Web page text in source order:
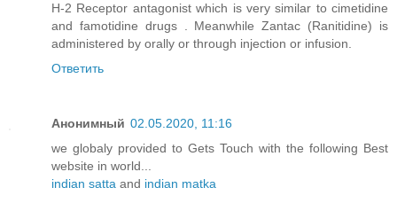
H-2 Receptor antagonist which is very similar to cimetidine
and famotidine drugs . Meanwhile Zantac (Ranitidine) is
administered by orally or through injection or infusion.
Ответить
Анонимный 02.05.2020, 11:16
we globaly provided to Gets Touch with the following Best
website in world...
indian satta and indian matka